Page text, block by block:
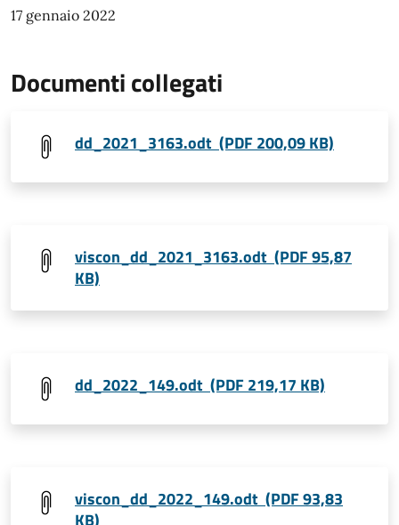
17 gennaio 2022
Documenti collegati
dd_2021_3163.odt (PDF 200,09 KB)
viscon_dd_2021_3163.odt (PDF 95,87
KB)
dd_2022_149.odt (PDF 219,17 KB)
viscon_dd_2022_149.odt (PDF 93,83
KB)